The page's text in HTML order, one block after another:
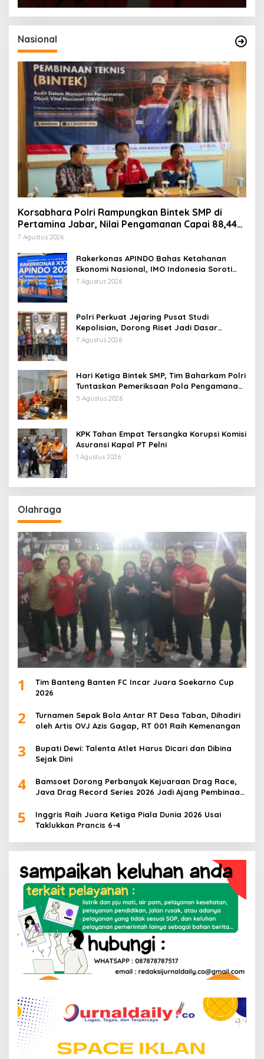
Nasional
Korsabhara Polri Rampungkan Bintek SMP di
Pertamina Jabar, Nilai Pengamanan Capai 88,44
Persen
7 Agustus 2026
Rakerkonas APINDO Bahas Ketahanan
Ekonomi Nasional, IMO Indonesia Soroti
Pentingnya Kolaborasi Lintas Sektor
7 Agustus 2026
Polri Perkuat Jejaring Pusat Studi
Kepolisian, Dorong Riset Jadi Dasar
Kebijakan dan Inovasi
7 Agustus 2026
Hari Ketiga Bintek SMP, Tim Baharkam Polri
Tuntaskan Pemeriksaan Pola Pengamanan
Pertamina Patra Niaga Jabar
5 Agustus 2026
KPK Tahan Empat Tersangka Korupsi Komisi
Asuransi Kapal PT Pelni
1 Agustus 2026
Olahraga
1
Tim Banteng Banten FC Incar Juara Soekarno Cup
2026
2
Turnamen Sepak Bola Antar RT Desa Taban, Dihadiri
oleh Artis OVJ Azis Gagap, RT 001 Raih Kemenangan
3
Bupati Dewi: Talenta Atlet Harus Dicari dan Dibina
Sejak Dini
4
Bamsoet Dorong Perbanyak Kejuaraan Drag Race,
Java Drag Record Series 2026 Jadi Ajang Pembinaan
5
Inggris Raih Juara Ketiga Piala Dunia 2026 Usai
Taklukkan Prancis 6-4